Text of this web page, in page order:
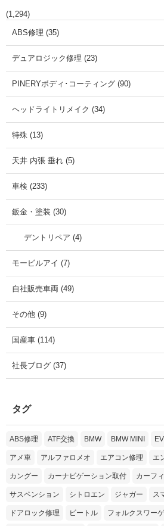
(1,294)
ABS修理 (35)
デュアロジック修理 (23)
PINERYボディ･コーティング (90)
ヘッドライトリメイク (34)
特殊 (13)
天井 内張 垂れ (5)
車検 (233)
鈑金・塗装 (30)
デントリペア (4)
モービルアイ (7)
自社販売車両 (49)
その他 (9)
国産車 (114)
社長ブログ (37)
タグ
ABS修理 ATF交換 BMW BMW MINI EV
アメ車 アルファロメオ エアコン修理 エ
カングー カーナビゲーション取付 カーフ
サスペンション シトロエン ジャガー ス
ドアロック修理 ビートル フォルクスワー